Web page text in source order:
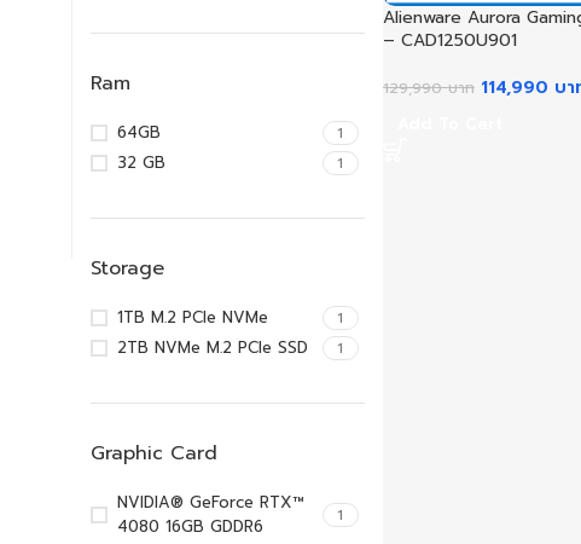
Ram
64GB 1
32 GB 1
Storage
1TB M.2 PCIe NVMe 1
2TB NVMe M.2 PCIe SSD 1
Graphic Card
NVIDIA® GeForce RTX™
4080 16GB GDDR6
1
Alienware Aurora
– CAD1250U901
129,990บาท 114,990 บา